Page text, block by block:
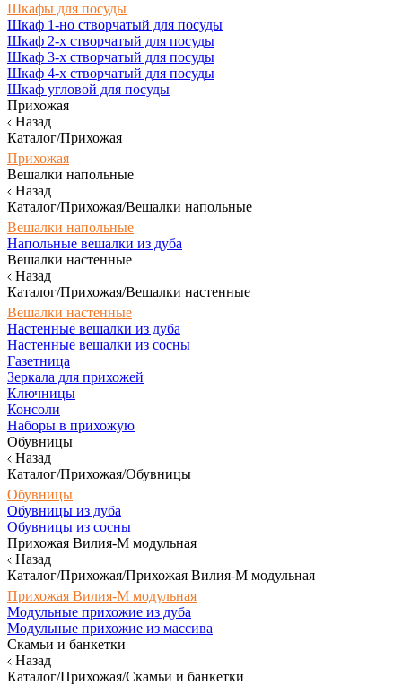
Шкафы для посуды
Шкаф 1-но створчатый для посуды
Шкаф 2-х створчатый для посуды
Шкаф 3-х створчатый для посуды
Шкаф 4-х створчатый для посуды
Шкаф угловой для посуды
Прихожая
Назад
Каталог/Прихожая
Прихожая
Вешалки напольные
Назад
Каталог/Прихожая/Вешалки напольные
Вешалки напольные
Напольные вешалки из дуба
Вешалки настенные
Назад
Каталог/Прихожая/Вешалки настенные
Вешалки настенные
Настенные вешалки из дуба
Настенные вешалки из сосны
Газетница
Зеркала для прихожей
Ключницы
Консоли
Наборы в прихожую
Обувницы
Назад
Каталог/Прихожая/Обувницы
Обувницы
Обувницы из дуба
Обувницы из сосны
Прихожая Вилия-М модульная
Назад
Каталог/Прихожая/Прихожая Вилия-М модульная
Прихожая Вилия-М модульная
Модульные прихожие из дуба
Модульные прихожие из массива
Скамьи и банкетки
Назад
Каталог/Прихожая/Скамьи и банкетки